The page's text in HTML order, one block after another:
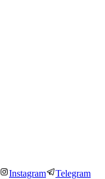
Instagram Telegram